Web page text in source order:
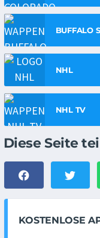
BUFFALO
NHL
NHL TV
Diese Seite
KOSTENLOSE